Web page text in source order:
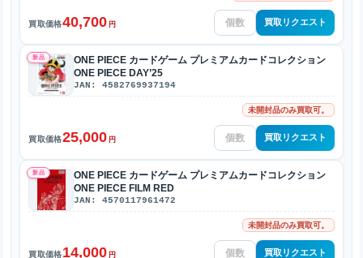
買取価格40,700 円 買取リクエスト
新品
ONE PIECE カードゲーム プレミアムカードコレクション
ONE PIECE DAY’25
JAN: 4582769937194
未開封品のみ買取可。
買取価格25,000 円 買取リクエスト
新品
ONE PIECE カードゲーム プレミアムカードコレクション
ONE PIECE FILM RED
JAN: 4570117961472
未開封品のみ買取可。
買取価格14,000 円 買取リクエスト